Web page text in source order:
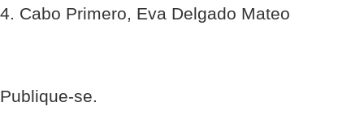
4. Cabo Primero, Eva Delgado Mateo
Publique-se.